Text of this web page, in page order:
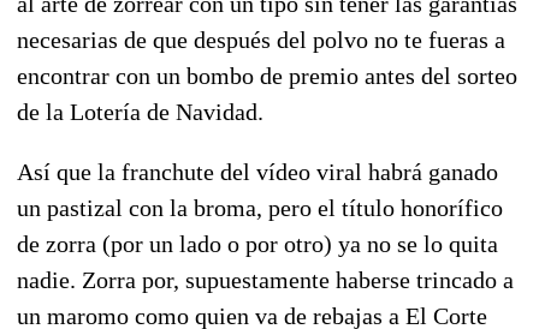
necesarias de que después del polvo no te fueras a
encontrar con un bombo de premio antes del sorteo
de la Lotería de Navidad.
Así que la franchute del vídeo viral habrá ganado
un pastizal con la broma, pero el título honorífico
de zorra (por un lado o por otro) ya no se lo quita
nadie. Zorra por, supuestamente haberse trincado a
un maromo como quien va de rebajas a El Corte